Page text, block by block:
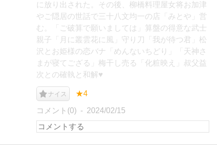
に放り出された。その後、柳橋料理屋女将お加津
やご隠居の世話で三十八文均一の店「みとや」営
む。「ご破算で願いましては」算盤の得意な武士
親子「月に叢雲花に風」守り刀「我が待つ君」松
沢とお姫様の恋バナ「めんないちどり」「天神さ
まが寝てござる」梅干し売る「化粧映え」叔父益
次との確執と和解♥
ナイス ★4
コメント(0) 2024/02/15